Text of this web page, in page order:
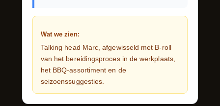
Wat we zien:
Talking head Marc, afgewisseld met B-roll
van het bereidingsproces in de werkplaats,
het BBQ-assortiment en de
seizoenssuggesties.